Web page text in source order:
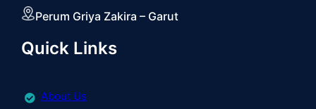
Perum Griya Zakira – Garut
Quick Links
About Us